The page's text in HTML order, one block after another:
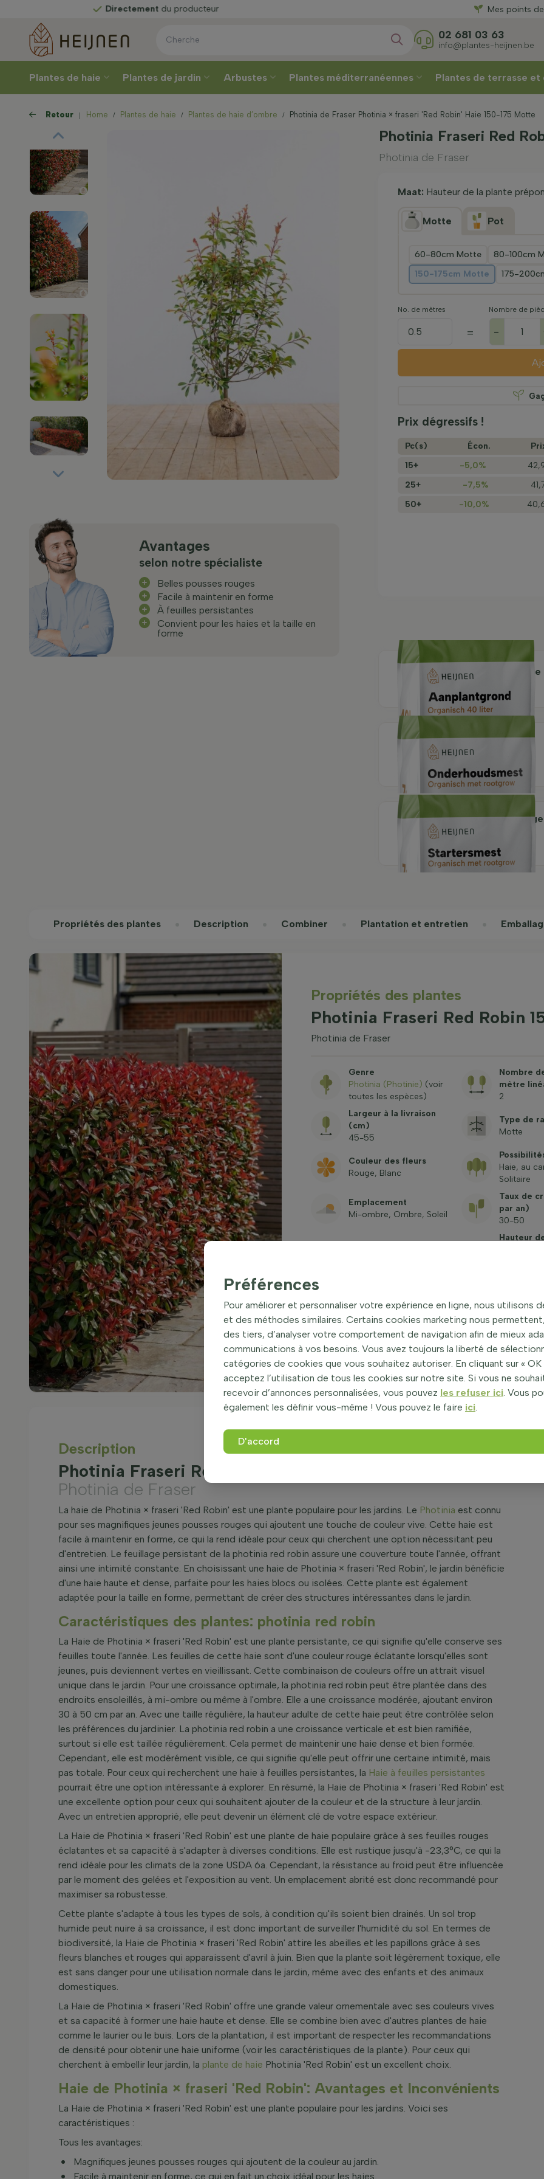
du producteur Mes points
02 681 03 63
info@plantes-heijnen.be
Plantes de haie Plantes de jardin Arbustes Plantes méditerranéennes Plantes de terrasse et
Retour Home Plantes de haie Plantes de haie d’ombre Photinia de Fraser Photinia × fraseri 'Red Robin' Haie 150-175 Motte
Photinia Fraseri Red
Photinia de Fraser
Avantages
selon notre spécialiste
Belles pousses rouges
Facile à maintenir en forme
À feuilles persistantes
Convient pour les haies et la taille en
forme
Maat: Hauteur de la plante
Motte Pot
60-80cm Motte 80-100cm
150-175cm Motte
175-
No. de mètres
=
Nombre de
-
Prix dégressifs !
Pc(s) Écon.
15+
-5,0%
25+
-7,5%
50+
-10,0%
Terreau organique de
Engrais d'entretien
organique avec
Rootgrow 7 kg
Engrais de démarrage
organique avec
Rootgrow 7 kg
Propriétés des plantes Description Combiner Plantation et entretien
Propriétés des plantes
Photinia Fraseri Red Robin
Photinia de Fraser
Genre
Photinia (Photinie) (voir
toutes les espèces)
Nombre
mètre
2
Largeur à la livraison
(cm)
45-55
Type de
Motte
Couleur des fleurs
Rouge, Blanc
Haie, au
Solitaire
Emplacement
Mi-ombre, Ombre, Soleil
Taux de
par an)
30-50
Hauteur
Photinia fraseri 'Red Robin'
Photinia
N° d’art.
G-PR-P-150-175-K
Toxique
Voir les
Description
Photinia Fraseri Red Robin 150-175 cm - Motte
Photinia de Fraser
La haie de Photinia × fraseri 'Red Robin' est une plante populaire pour les jardins. Le Photinia est connu
pour ses magnifiques jeunes pousses rouges qui ajoutent une touche de couleur vive. Cette haie est
facile à maintenir en forme, ce qui la rend idéale pour ceux qui cherchent une option nécessitant peu
d'entretien. Le feuillage persistant de la photinia red robin assure une couverture toute l'année, offrant
ainsi une intimité constante. En choisissant une haie de Photinia × fraseri 'Red Robin', le jardin bénéficie
d'une haie haute et dense, parfaite pour les haies blocs ou isolées. Cette plante est également
adaptée pour la taille en forme, permettant de créer des structures intéressantes dans le jardin.
Caractéristiques des plantes: photinia red robin
La Haie de Photinia × fraseri 'Red Robin' est une plante persistante, ce qui signifie qu'elle conserve ses
feuilles toute l'année. Les feuilles de cette haie sont d'une couleur rouge éclatante lorsqu'elles sont
jeunes, puis deviennent vertes en vieillissant. Cette combinaison de couleurs offre un attrait visuel
unique dans le jardin. Pour une croissance optimale, la photinia red robin peut être plantée dans des
endroits ensoleillés, à mi-ombre ou même à l'ombre. Elle a une croissance modérée, ajoutant environ
30 à 50 cm par an. Avec une taille régulière, la hauteur adulte de cette haie peut être contrôlée selon
les préférences du jardinier. La photinia red robin a une croissance verticale et est bien ramifiée,
surtout si elle est taillée régulièrement. Cela permet de maintenir une haie dense et bien formée.
Cependant, elle est modérément visible, ce qui signifie qu'elle peut offrir une certaine intimité, mais
pas totale. Pour ceux qui recherchent une haie à feuilles persistantes, la Haie à feuilles persistantes
pourrait être une option intéressante à explorer. En résumé, la Haie de Photinia × fraseri 'Red Robin' est
une excellente option pour ceux qui souhaitent ajouter de la couleur et de la structure à leur jardin.
Avec un entretien approprié, elle peut devenir un élément clé de votre espace extérieur.
La Haie de Photinia × fraseri 'Red Robin' est une plante de haie populaire grâce à ses feuilles rouges
éclatantes et sa capacité à s'adapter à diverses conditions. Elle est rustique jusqu'à -23,3°C, ce qui la
rend idéale pour les climats de la zone USDA 6a. Cependant, la résistance au froid peut être influencée
par le moment des gelées et l'exposition au vent. Un emplacement abrité est donc recommandé pour
maximiser sa robustesse.
Cette plante s'adapte à tous les types de sols, à condition qu'ils soient bien drainés. Un sol trop
humide peut nuire à sa croissance, il est donc important de surveiller l'humidité du sol. En termes de
biodiversité, la Haie de Photinia × fraseri 'Red Robin' attire les abeilles et les papillons grâce à ses
fleurs blanches et rouges qui apparaissent d'avril à juin. Bien que la plante soit légèrement toxique, elle
est sans danger pour une utilisation normale dans le jardin, même avec des enfants et des animaux
domestiques.
La Haie de Photinia × fraseri 'Red Robin' offre une grande valeur ornementale avec ses couleurs vives
et sa capacité à former une haie haute et dense. Elle se combine bien avec d'autres plantes de haie
comme le laurier ou le buis. Lors de la plantation, il est important de respecter les recommandations
de densité pour obtenir une haie uniforme (voir les caractéristiques de la plante). Pour ceux qui
cherchent à embellir leur jardin, la plante de haie Photinia 'Red Robin' est un excellent choix.
Haie de Photinia × fraseri 'Red Robin': Avantages et Inconvénients
La Haie de Photinia × fraseri 'Red Robin' est une plante populaire pour les jardins. Voici ses
caractéristiques :
Tous les avantages:
Magnifiques jeunes pousses rouges qui ajoutent de la couleur au jardin.
Facile à maintenir en forme, ce qui en fait un choix idéal pour les haies.
Préférences
Pour améliorer et personnaliser votre expérience en ligne, nous utilisons
et des méthodes similaires. Certains cookies marketing nous permettent,
des tiers, d’analyser votre comportement de navigation afin de mieux
communications à vos besoins. Vous avez toujours la liberté de
catégories de cookies que vous souhaitez autoriser. En cliquant sur « OK
acceptez l’utilisation de tous les cookies sur notre site. Si vous ne
recevoir d’annonces personnalisées, vous pouvez les refuser ici. Vous
également les définir vous-même ! Vous pouvez le faire ici.
D'accord